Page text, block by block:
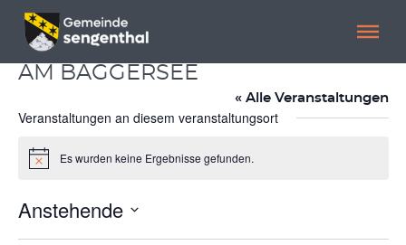
Menü überspringen
Menü überspringen
AM BAGGERSEE
« Alle Veranstaltungen
Veranstaltungen an diesem veranstaltungsort
HinweisEs wurden keine Ergebnisse gefunden.
Anstehende